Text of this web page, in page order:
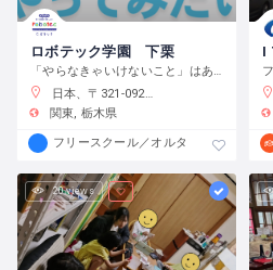
ロボテック学園 下栗
「やらなきゃいけないこと」はありません。宿題をやるのもよし、自分で目標をたてて取り組むのもよし、なんでもチャレンジできる環境です。
日本、〒321-0923 栃木県宇都宮市下栗町２２９２−８ 2 階
関東
栃木県
フリースクール／オルタナティブスク
I
20 views